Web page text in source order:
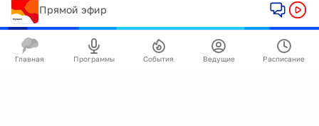
Прямой эфир
Главная Программы События Ведущие Расписание